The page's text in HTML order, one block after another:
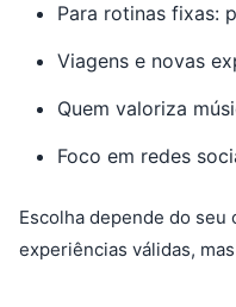
Para rotinas fixas:
Viagens e novas
Quem valoriza
Foco em redes
Escolha depende do
experiências válidas,